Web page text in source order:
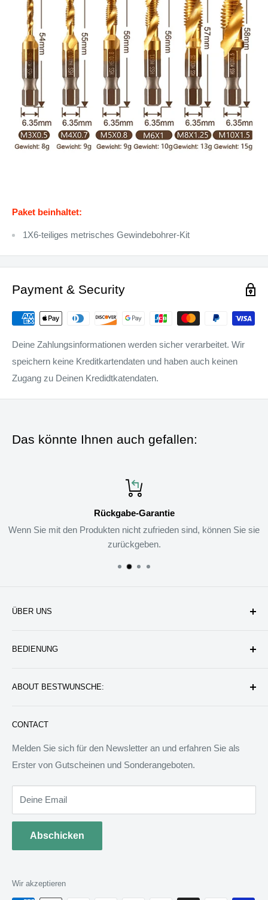
Paket beinhaltet:
1X6-teiliges metrisches Gewindebohrer-Kit
Payment & Security
Deine Zahlungsinformationen werden sicher verarbeitet. Wir
speichern keine Kreditkartendaten und haben auch keinen
Zugang zu Deinen Kredidtkatendaten.
Das könnte Ihnen auch gefallen:
Rückgabe-Garantie
Wenn Sie mit den Produkten nicht zufrieden sind, können Sie sie
zurückgeben.
ÜBER UNS
Datenschutzerklärung
Service & Verpflichtung
BEDIENUNG
Versand & Bearbeitung
CONTACT
Melden Sie sich für den Newsletter an und erfahren Sie als
Erster von Gutscheinen und Sonderangeboten.
Deine Email
Abschicken
ABOUT BESTWUNSCHE:
finden, die das Leben besser machen können. Wir werden
allen Menschen auf der Welt besondere Dinge anbieten.
Wir sind bereit, jedem zu helfen, ein ideales Tagebuch zu
Wir akzeptieren